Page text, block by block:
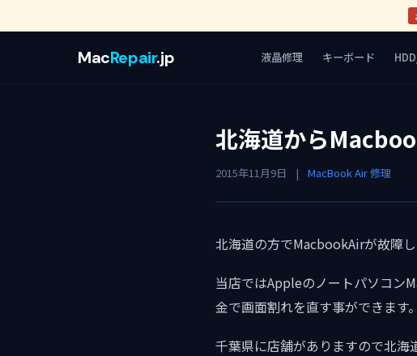
MacRepair.jp 液晶修理 キーボード
北海道から
2015年11月9日 | MacBook Air 修理
北海道の方でMacbookAirが故障
当店ではAppleのノートパソコン
金で画面割れを直す事ができます。
千葉県に店舗がありますので北海